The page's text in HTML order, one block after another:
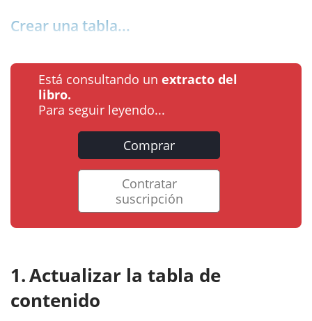
Crear una tabla...
Está consultando un extracto del
libro.
Para seguir leyendo...
Comprar
Contratar
suscripción
Actualizar la tabla de
contenido